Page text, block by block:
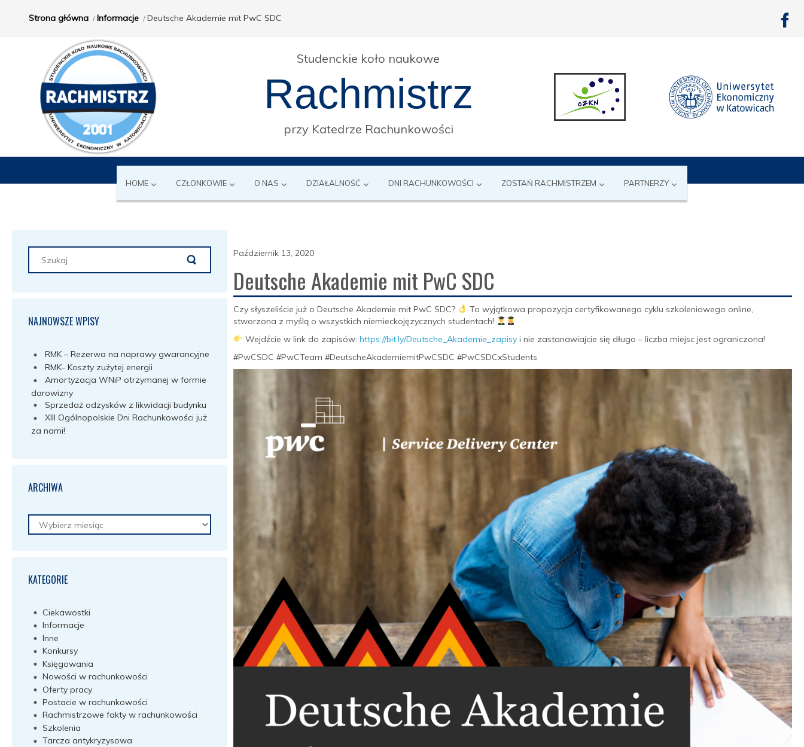
Strona główna Informacje Deutsche Akademie mit PwC SDC
Studenckie koło naukowe
Rachmistrz
przy Katedrze Rachunkowości
HOME CZŁONKOWIE O NAS DZIAŁALNOŚĆ DNI RACHUNKOWOŚCI ZOSTAŃ RACHMISTRZEM PARTNERZY
NAJNOWSZE WPISY
RMK – Rezerwa na naprawy gwarancyjne
RMK- Koszty zużytej energii
Amortyzacja WNiP otrzymanej w formie
darowizny
Sprzedaż odzysków z likwidacji budynku
XIII Ogólnopolskie Dni Rachunkowości już
za nami!
ARCHIWA
Archiwa
KATEGORIE
Ciekawostki
Informacje
Inne
Konkursy
Księgowania
Nowości w rachunkowości
Oferty pracy
Postacie w rachunkowości
Rachmistrzowe fakty w rachunkowości
Szkolenia
Tarcza antykryzysowa
Październik 13, 2020
Deutsche Akademie mit PwC SDC
Czy słyszeliście już o Deutsche Akademie mit PwC SDC?
To wyjątkowa propozycja certyfikowanego cyklu szkoleniowego online,
stworzona z myślą o wszystkich niemieckojęzycznych studentach!
Wejdźcie w link do zapisów: https://bit.ly/Deutsche_Akademie_zapisyi nie zastanawiajcie się długo – liczba miejsc jest ograniczona!
#PwCSDC #PwCTeam #DeutscheAkademiemitPwCSDC #PwCSDCxStudents